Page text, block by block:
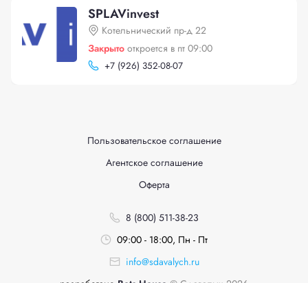
SPLAVinvest
Котельнический пр-д 22
Закрыто откроется в пт 09:00
+7 (926) 352-08-07
Пользовательское соглашение
Агентское соглашение
Оферта
8 (800) 511-38-23
09:00 - 18:00, Пн - Пт
info@sdavalych.ru